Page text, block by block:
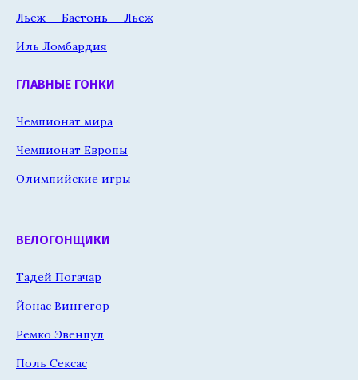
Льеж — Бастонь — Льеж
Иль Ломбардия
ГЛАВНЫЕ ГОНКИ
Чемпионат мира
Чемпионат Европы
Олимпийские игры
ВЕЛОГОНЩИКИ
Тадей Погачар
Йонас Вингегор
Ремко Эвенпул
Поль Сексас